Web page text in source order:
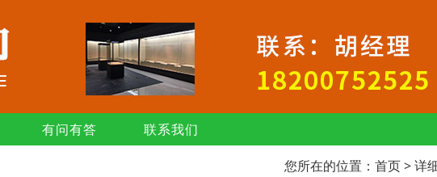
有问有答 联系我们
您所在的位置： 首页> 详